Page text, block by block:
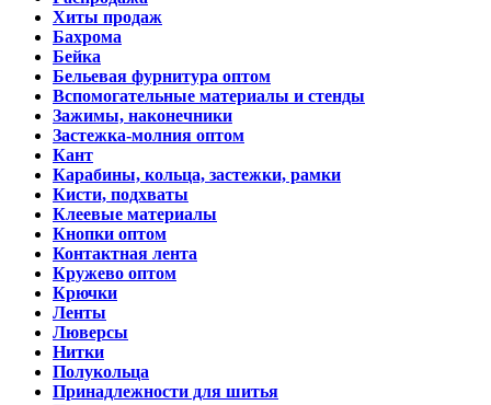
Хиты продаж
Бахрома
Бейка
Бельевая фурнитура оптом
Вспомогательные материалы и стенды
Зажимы, наконечники
Застежка-молния оптом
Кант
Карабины, кольца, застежки, рамки
Кисти, подхваты
Клеевые материалы
Кнопки оптом
Контактная лента
Кружево оптом
Крючки
Ленты
Люверсы
Нитки
Полукольца
Принадлежности для шитья